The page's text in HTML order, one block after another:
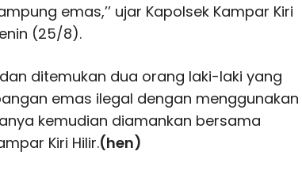
emas,’’ ujar Kapolsek Kampar Kiri
(25/8).
ditemukan dua orang laki-laki yang
emas ilegal dengan menggunakan
kemudian diamankan bersama
Kiri Hilir.(hen)